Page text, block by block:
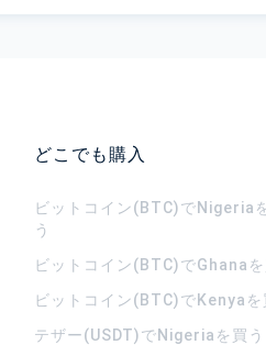
どこでも購入
ビットコイン(BTC)でNigeria
う
ビットコイン(BTC)でGhanaを
ビットコイン(BTC)でKenyaを
テザー(USDT)でNigeriaを買う